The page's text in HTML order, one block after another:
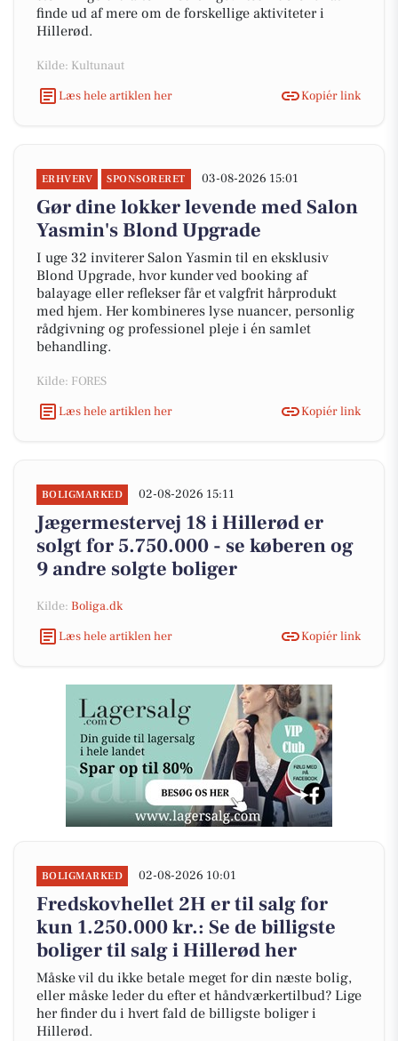
finde ud af mere om de forskellige aktiviteter i
Hillerød.
Kilde: Kultunaut
Læs hele artiklen her
Kopiér link
ERHVERV SPONSORERET 03-08-2026 15:01
Gør dine lokker levende med Salon
Yasmin's Blond Upgrade
I uge 32 inviterer Salon Yasmin til en eksklusiv
Blond Upgrade, hvor kunder ved booking af
balayage eller reflekser får et valgfrit hårprodukt
med hjem. Her kombineres lyse nuancer, personlig
rådgivning og professionel pleje i én samlet
behandling.
Kilde: FORES
Læs hele artiklen her
Kopiér link
BOLIGMARKED 02-08-2026 15:11
Jægermestervej 18 i Hillerød er
solgt for 5.750.000 - se køberen og
9 andre solgte boliger
Kilde: Boliga.dk
Læs hele artiklen her
Kopiér link
BOLIGMARKED 02-08-2026 10:01
Fredskovhellet 2H er til salg for
kun 1.250.000 kr.: Se de billigste
boliger til salg i Hillerød her
Måske vil du ikke betale meget for din næste bolig,
eller måske leder du efter et håndværkertilbud? Lige
her finder du i hvert fald de billigste boliger i
Hillerød.